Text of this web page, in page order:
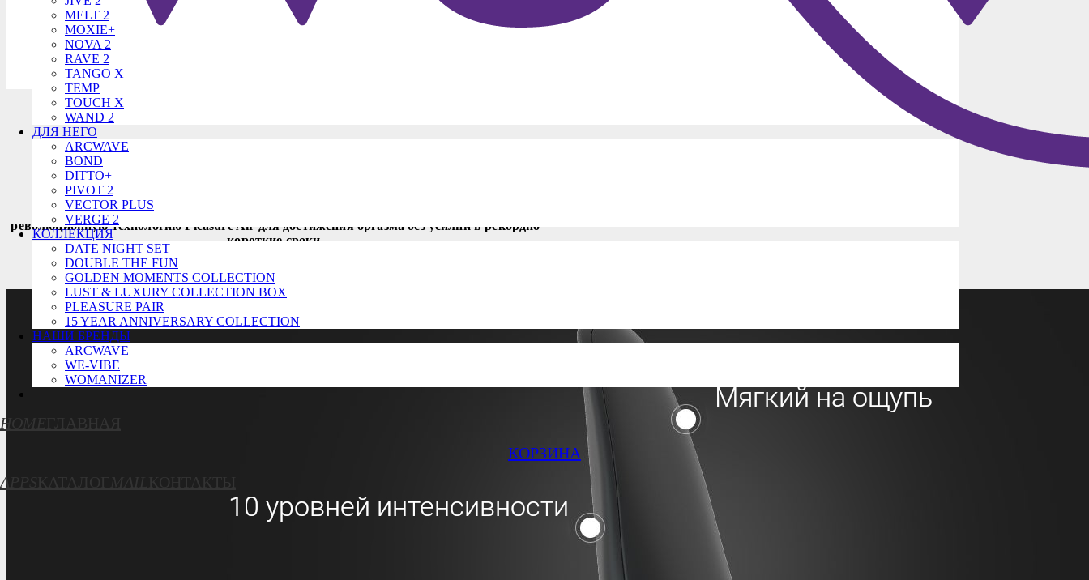
MELT 2
MOXIE+
NOVA 2
RAVE 2
TANGO X
TEMP
TOUCH X
WAND 2
ДЛЯ НЕГО
ARCWAVE
BOND
DITTO+
PIVOT 2
VECTOR PLUS
VERGE 2
КОЛЛЕКЦИЯ
DATE NIGHT SET
DOUBLE THE FUN
GOLDEN MOMENTS COLLECTION
LUST & LUXURY COLLECTION BOX
PLEASURE PAIR
15 YEAR ANNIVERSARY COLLECTION
НАШИ БРЕНДЫ
ARCWAVE
WE-VIBE
WOMANIZER
HOME
КОРЗИНА
APPS
Womanizer Classic 2
Простой и эффективный вибратор Womanizer CLASSIC 2 использует нашу
революционную технологию Pleasure Air для достижения оргазма без усилий в рекордно
короткие сроки.